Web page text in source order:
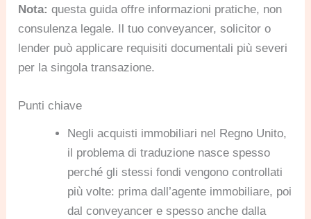
Nota: questa guida offre informazioni pratiche, non
consulenza legale. Il tuo conveyancer, solicitor o
lender può applicare requisiti documentali più severi
per la singola transazione.
Punti chiave
Negli acquisti immobiliari nel Regno Unito,
il problema di traduzione nasce spesso
perché gli stessi fondi vengono controllati
più volte: prima dall’agente immobiliare, poi
dal conveyancer e spesso anche dalla